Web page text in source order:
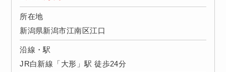
所在地
新潟県新潟市江南区江口
沿線・駅
JR白新線「大形」駅 徒歩24分